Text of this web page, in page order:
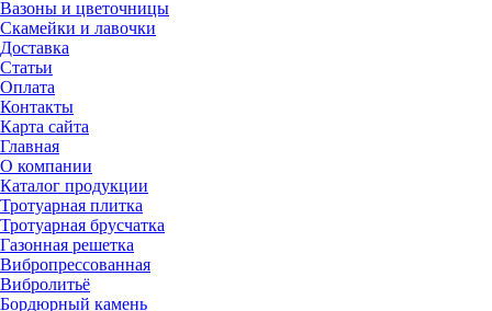
Вазоны и цветочницы
Скамейки и лавочки
Доставка
Статьи
Оплата
Контакты
Карта сайта
Главная
О компании
Каталог продукции
Тротуарная плитка
Тротуарная брусчатка
Газонная решетка
Вибропрессованная
Вибролитьё
Бордюрный камень